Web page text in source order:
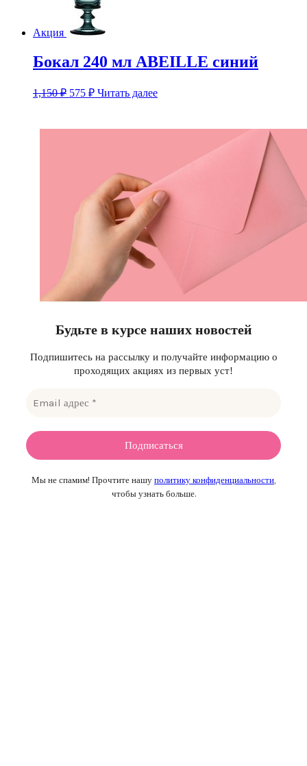
Акция
Бокал 240 мл ABEILLE синий
1,150₽ Первоначальная
1,150 ₽.
575 ₽Текущая
Читать далее
Будьте в курсе наших новостей
Подпишитесь на рассылку и получайте информацию о
проходящих акциях из первых уст!
Мы не спамим! Прочтите нашу политику конфиденциальности
чтобы узнать больше.